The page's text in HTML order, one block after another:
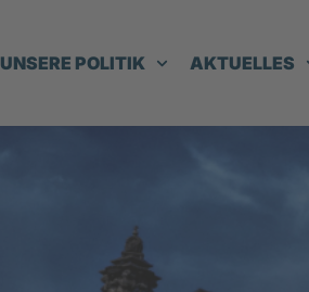
UNSERE POLITIK AKTUELLES